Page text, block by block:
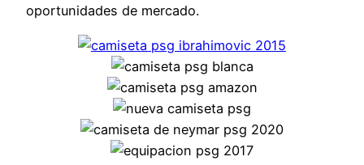
oportunidades de mercado.